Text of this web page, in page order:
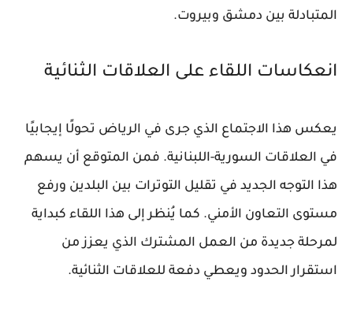
المتبادلة بين دمشق وبيروت.
انعكاسات اللقاء على العلاقات الثنائية
يعكس هذا الاجتماع الذي جرى في الرياض تحولًا إيجابيًا
في العلاقات السورية-اللبنانية. فمن المتوقع أن يسهم
هذا التوجه الجديد في تقليل التوترات بين البلدين ورفع
مستوى التعاون الأمني. كما يُنظر إلى هذا اللقاء كبداية
لمرحلة جديدة من العمل المشترك الذي يعزز من
استقرار الحدود ويعطي دفعة للعلاقات الثنائية.